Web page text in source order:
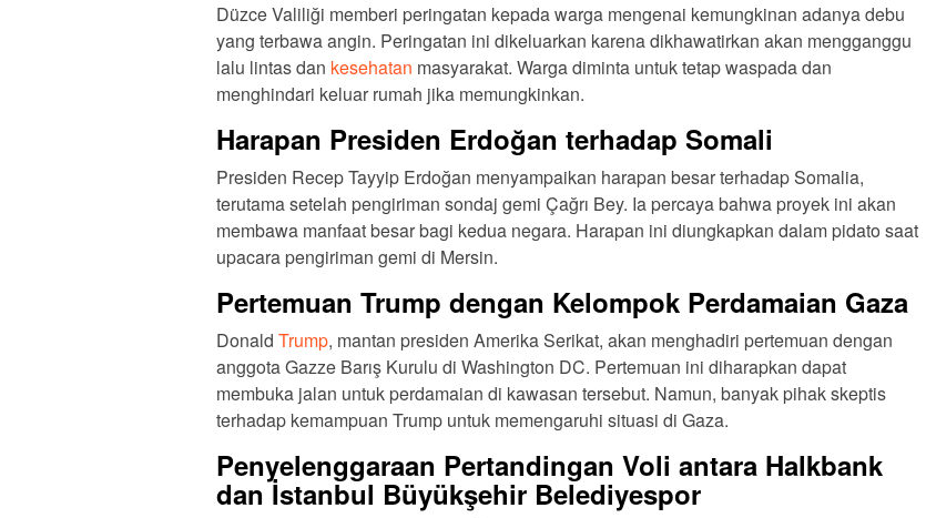
Düzce Valiliği memberi peringatan kepada warga mengenai kemungkinan adanya debu
yang terbawa angin. Peringatan ini dikeluarkan karena dikhawatirkan akan mengganggu
lalu lintas dan kesehatan masyarakat. Warga diminta untuk tetap waspada dan
menghindari keluar rumah jika memungkinkan.
Harapan Presiden Erdoğan terhadap Somali
Presiden Recep Tayyip Erdoğan menyampaikan harapan besar terhadap Somalia,
terutama setelah pengiriman sondaj gemi Çağrı Bey. Ia percaya bahwa proyek ini akan
membawa manfaat besar bagi kedua negara. Harapan ini diungkapkan dalam pidato saat
upacara pengiriman gemi di Mersin.
Pertemuan Trump dengan Kelompok Perdamaian Gaza
Donald Trump, mantan presiden Amerika Serikat, akan menghadiri pertemuan dengan
anggota Gazze Barış Kurulu di Washington DC. Pertemuan ini diharapkan dapat
membuka jalan untuk perdamaian di kawasan tersebut. Namun, banyak pihak skeptis
terhadap kemampuan Trump untuk memengaruhi situasi di Gaza.
Penyelenggaraan Pertandingan Voli antara Halkbank
dan İstanbul Büyükşehir Belediyespor